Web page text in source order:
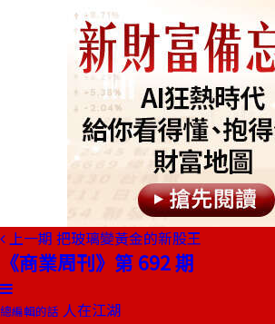
上一期 把玻璃變黃金的新股王
《商業周刊》第 692 期
總編輯的話 人在江湖